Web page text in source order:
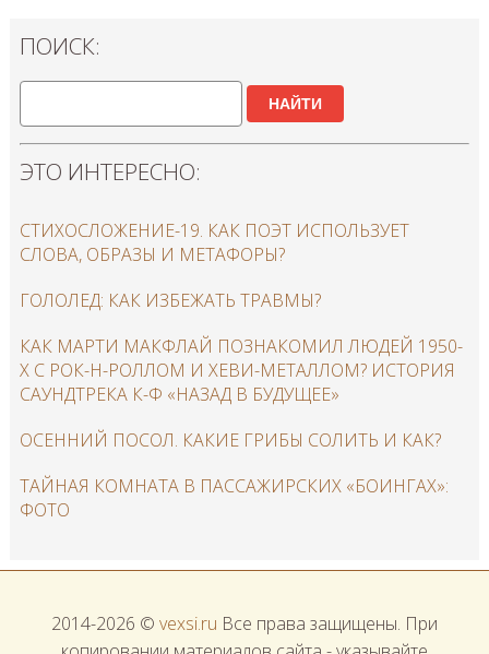
ПОИСК:
НАЙТИ
ЭТО ИНТЕРЕСНО:
СТИХОСЛОЖЕНИЕ-19. КАК ПОЭТ ИСПОЛЬЗУЕТ
СЛОВА, ОБРАЗЫ И МЕТАФОРЫ?
ГОЛОЛЕД: КАК ИЗБЕЖАТЬ ТРАВМЫ?
КАК МАРТИ МАКФЛАЙ ПОЗНАКОМИЛ ЛЮДЕЙ 1950-
Х С РОК-Н-РОЛЛОМ И ХЕВИ-МЕТАЛЛОМ? ИСТОРИЯ
САУНДТРЕКА К-Ф «НАЗАД В БУДУЩЕЕ»
ОСЕННИЙ ПОСОЛ. КАКИЕ ГРИБЫ СОЛИТЬ И КАК?
ТАЙНАЯ КОМНАТА В ПАССАЖИРСКИХ «БОИНГАХ»:
ФОТО
2014-2026 © vexsi.ru Все права защищены. При